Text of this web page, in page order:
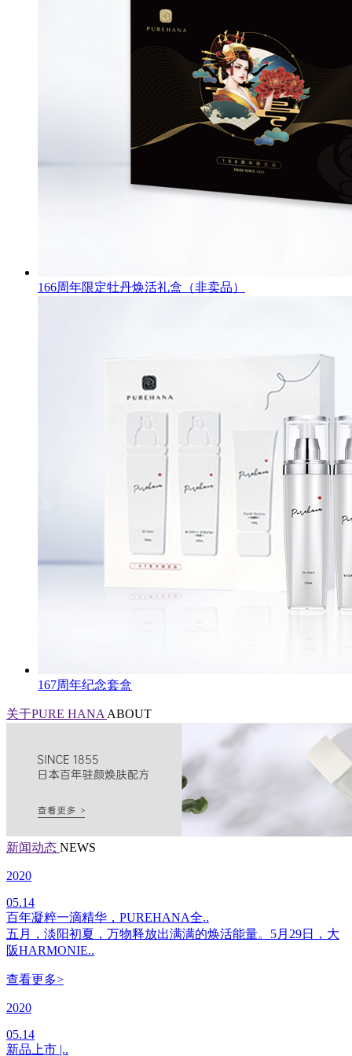
166周年限定牡丹焕活礼盒（非卖品）
167周年纪念套盒
关于PURE HANA ABOUT
新闻动态 NEWS
2020
05.14
百年凝粹一滴精华，PUREHANA全..
五月，淡阳初夏，万物释放出满满的焕活能量。5月29日，大
阪HARMONIE..
查看更多>
2020
05.14
新品上市 |..